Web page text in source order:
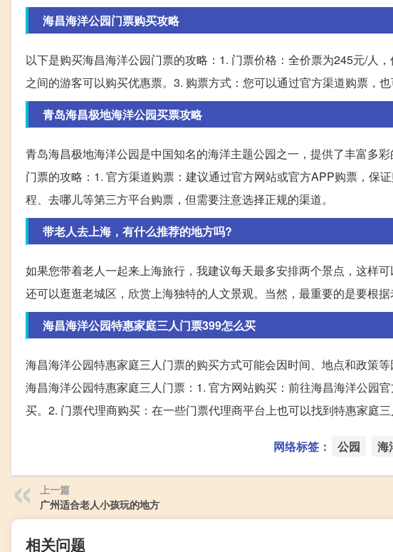
海昌海洋公园门票购买攻略
以下是购买海昌海洋公园门票的攻略：1. 门票价格：全价票为245元/人
之间的游客可以购买优惠票。3. 购票方式：您可以通过官方渠道购票，也
青岛海昌极地海洋公园买票攻略
青岛海昌极地海洋公园是中国知名的海洋主题公园之一，提供了丰富多
门票的攻略：1. 官方渠道购票：建议通过官方网站或官方APP购票，保
程、去哪儿等第三方平台购票，但需要注意选择正规的渠道。
带老人去上海，有什么推荐的地方吗?
如果您带着老人一起来上海旅行，我建议每天最多安排两个景点，这样
还可以逛逛老城区，欣赏上海独特的人文景观。当然，最重要的是要根
海昌海洋公园特惠家庭三人门票399怎么买
海昌海洋公园特惠家庭三人门票的购买方式可能会因时间、地点和政策
海昌海洋公园特惠家庭三人门票：1. 官方网站购买：前往海昌海洋公园
买。2. 门票代理商购买：在一些门票代理商平台上也可以找到特惠家庭
网络标签： 公园 海
上一篇
广州适合老人小孩玩的地方
相关问题